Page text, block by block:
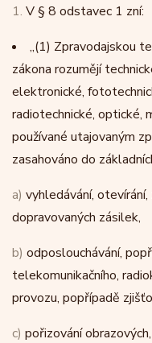
1. V § 8 odstavec 1 zní:
„(1) Zpravodajskou
zákona rozumějí
elektronické,
radiotechnické, optické,
používané utajovaným
zasahováno do
a) vyhledávání,
dopravovaných zásilek,
b) odposlouchávání,
telekomunikačního,
provozu, popřípadě
c) pořizování